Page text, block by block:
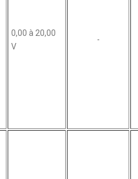
0,00 à 20,00
V
-